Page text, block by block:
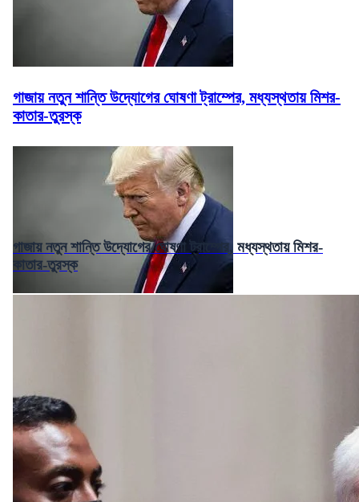
গাজায় নতুন শান্তি উদ্যোগের ঘোষণা ট্রাম্পের, মধ্যস্থতায় মিশর-
কাতার-তুরস্ক
গাজায় নতুন শান্তি উদ্যোগের ঘোষণা ট্রাম্পের, মধ্যস্থতায় মিশর-
কাতার-তুরস্ক